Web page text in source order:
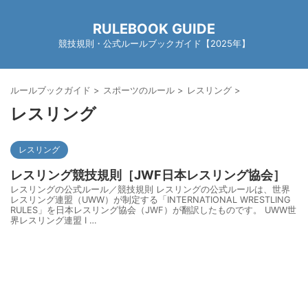
RULEBOOK GUIDE
競技規則・公式ルールブックガイド【2025年】
ルールブックガイド > スポーツのルール > レスリング >
レスリング
レスリング
レスリング競技規則［JWF日本レスリング協会］
レスリングの公式ルール／競技規則 レスリングの公式ルールは、世界
レスリング連盟（UWW）が制定する「INTERNATIONAL WRESTLING
RULES」を日本レスリング協会（JWF）が翻訳したものです。 UWW世
界レスリング連盟 I …